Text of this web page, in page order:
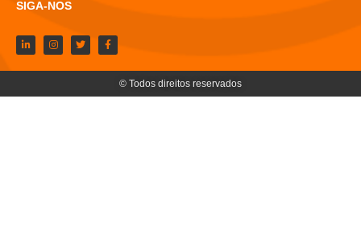
SIGA-NOS
© Todos direitos reservados